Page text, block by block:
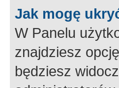
Jak mogę
W Panelu
znajdziesz
będziesz